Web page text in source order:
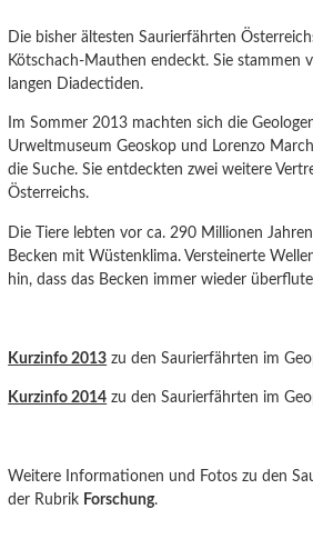
Die bisher ältesten Saurierfährten
Kötschach-Mauthen endeckt. Sie stammen
langen Diadectiden.
Im Sommer 2013 machten sich die
Urweltmuseum Geoskop und Lorenzo
die Suche. Sie entdeckten zwei weitere
Österreichs.
Die Tiere lebten vor ca. 290 Millionen
Becken mit Wüstenklima. Versteinerte
hin, dass das Becken immer wieder
Kurzinfo 2013 zu den Saurierfährten im
Kurzinfo 2014 zu den Saurierfährten im
Weitere Informationen und Fotos zu den
der Rubrik Forschung.